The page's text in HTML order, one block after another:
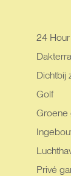
24
Dichtbij
Golf
Groene
Privé